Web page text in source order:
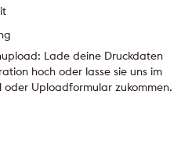
Lade deine Druckdaten
hoch oder lasse sie uns im
Uploadformular zukommen.